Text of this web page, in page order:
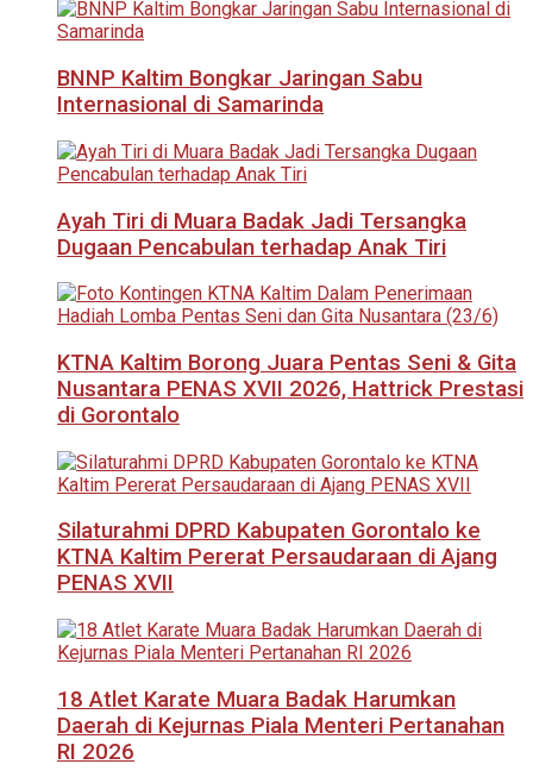
BNNP Kaltim Bongkar Jaringan Sabu
Internasional di Samarinda
Ayah Tiri di Muara Badak Jadi Tersangka
Dugaan Pencabulan terhadap Anak Tiri
KTNA Kaltim Borong Juara Pentas Seni & Gita
Nusantara PENAS XVII 2026, Hattrick Prestasi
di Gorontalo
Silaturahmi DPRD Kabupaten Gorontalo ke
KTNA Kaltim Pererat Persaudaraan di Ajang
PENAS XVII
18 Atlet Karate Muara Badak Harumkan
Daerah di Kejurnas Piala Menteri Pertanahan
RI 2026